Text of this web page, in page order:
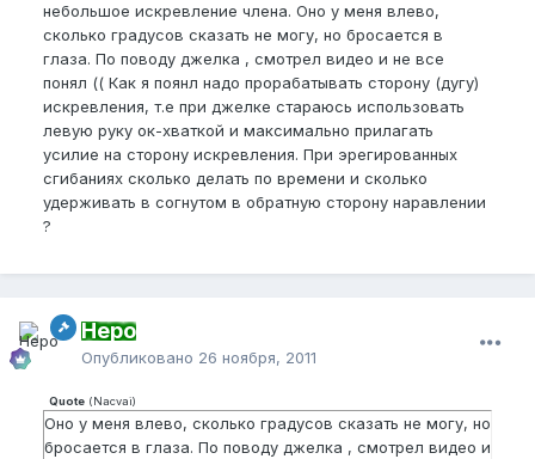
небольшое искревление члена. Оно у меня влево,
сколько градусов сказать не могу, но бросается в
глаза. По поводу джелка , смотрел видео и не все
понял (( Как я поянл надо прорабатывать сторону (дугу)
искревления, т.е при джелке стараюсь использовать
левую руку ок-хваткой и максимально прилагать
усилие на сторону искревления. При эрегированных
сгибаниях сколько делать по времени и сколько
удерживать в согнутом в обратную сторону наравлении
?
Неро
Опубликовано 26 ноября, 2011
Quote (Nacvai)
Оно у меня влево, сколько градусов сказать не могу, но
бросается в глаза. По поводу джелка , смотрел видео и